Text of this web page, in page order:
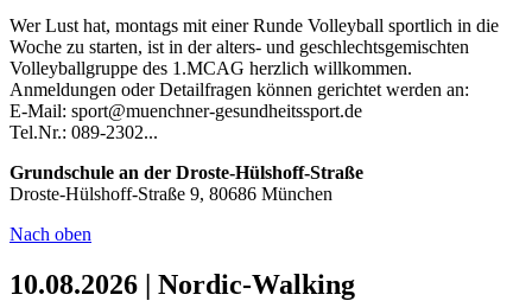
Wer Lust hat, montags mit einer Runde Volleyball sportlich in die
Woche zu starten, ist in der alters- und geschlechtsgemischten
Volleyballgruppe des 1.MCAG herzlich willkommen.
Anmeldungen oder Detailfragen können gerichtet werden an:
E-Mail: sport@muenchner-gesundheitssport.de
Tel.Nr.: 089-2302...
Grundschule an der Droste-Hülshoff-Straße
Droste-Hülshoff-Straße 9, 80686 München
Nach oben
10.08.2026 | Nordic-Walking